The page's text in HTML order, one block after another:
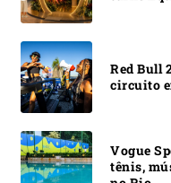
Red Bull
circuito
Vogue
tênis,